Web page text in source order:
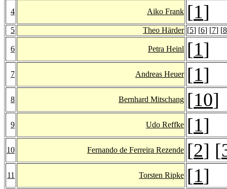
4 Aiko Frank [1]
5 Theo Härder [5] [6] [7] [8
6 Petra Heinl [1]
7 Andreas Heuer [1]
8 Bernhard Mitschang [10]
9 Udo Reffke [1]
10 Fernando de Ferreira Rezende [2] [
11 Torsten Ripke [1]